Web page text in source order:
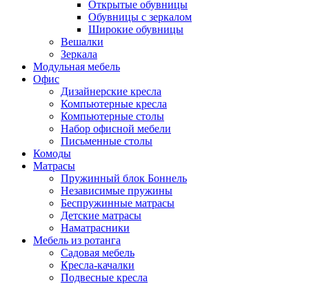
Открытые обувницы
Обувницы с зеркалом
Широкие обувницы
Вешалки
Зеркала
Модульная мебель
Офис
Дизайнерские кресла
Компьютерные кресла
Компьютерные столы
Набор офисной мебели
Письменные столы
Комоды
Матрасы
Пружинный блок Боннель
Независимые пружины
Беспружинные матрасы
Детские матрасы
Наматрасники
Мебель из ротанга
Садовая мебель
Кресла-качалки
Подвесные кресла